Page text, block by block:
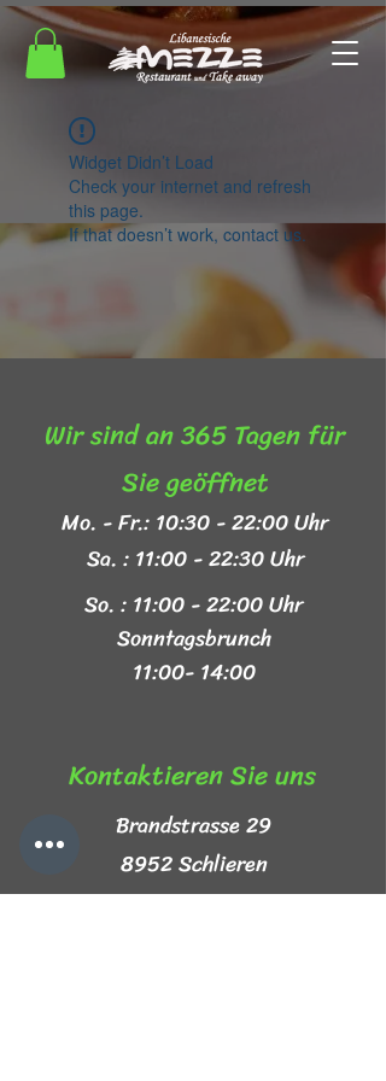
Widget Didn’t Load
Check your internet and refresh
this page.
If that doesn’t work, contact us.
Wir sind an 365 Tagen für
Sie geöffnet​
Mo. - Fr.: 10:30 - 22:00 Uhr
Sa. : 11:00 - 22:30 Uhr
So. : 11:00 - 22:00 Uhr
Sonntagsbrunch
11:00- 14:00
Kontaktieren Sie uns​
Brandstrasse 29
8952 Schlieren
+41 44 999 44 44